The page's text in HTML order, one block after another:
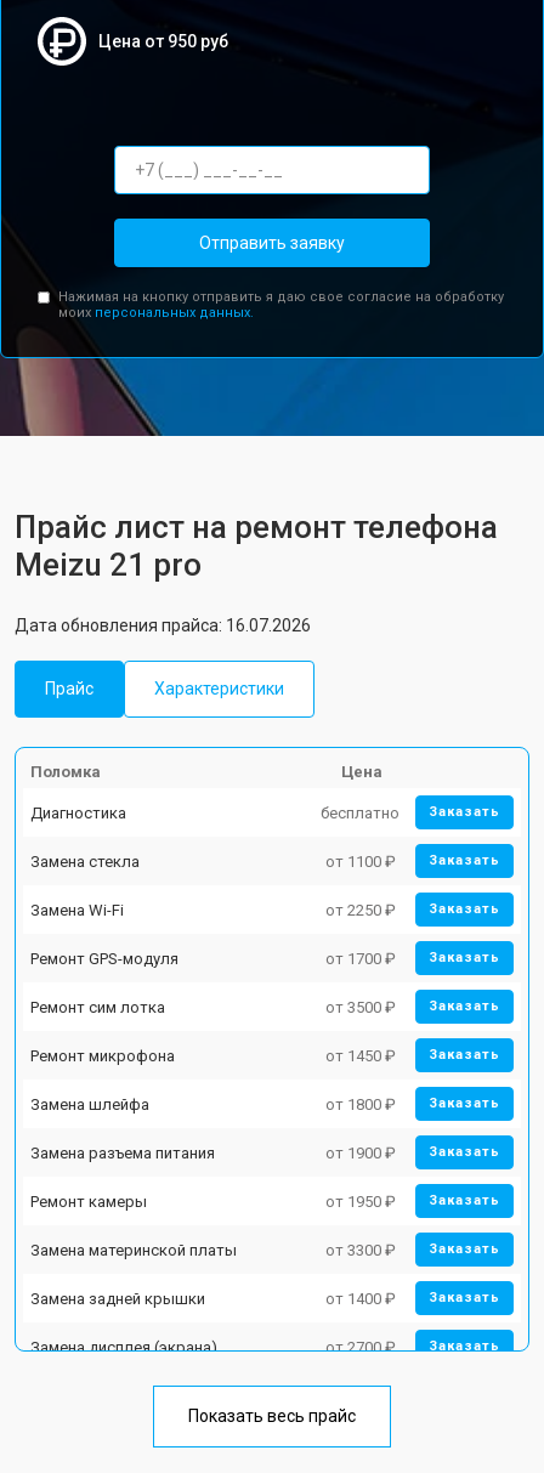
Цена от 950 руб
Отправить заявку
Нажимая на кнопку отправить я даю свое согласие на обработку
моих персональных данных.
Прайс лист на ремонт телефона
Meizu 21 pro
Дата обновления прайса: 16.07.2026
Прайс Характеристики
Поломка Цена
Диагностика бесплатно Заказать
Замена стекла от 1100 ₽ Заказать
Замена Wi-Fi от 2250 ₽ Заказать
Ремонт GPS-модуля от 1700 ₽ Заказать
Ремонт сим лотка от 3500 ₽ Заказать
Ремонт микрофона от 1450 ₽ Заказать
Замена шлейфа от 1800 ₽ Заказать
Замена разъема питания от 1900 ₽ Заказать
Ремонт камеры от 1950 ₽ Заказать
Замена материнской платы от 3300 ₽ Заказать
Замена задней крышки от 1400 ₽ Заказать
Замена дисплея (экрана) от 2700 ₽ Заказать
Замена кнопки включения от 1750 ₽
Показать весь прайс